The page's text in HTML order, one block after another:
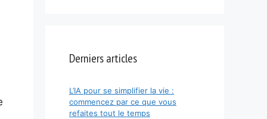
Derniers articles
L’IA pour se simplifier la vie :
commencez par ce que vous
refaites tout le temps